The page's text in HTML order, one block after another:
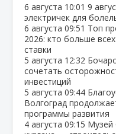
6 августа 10:01 9
электричек для
6 августа 09:51 Топ
2026: кто больше
ставки
5 августа 12:32
сочетать
инвестиций
5 августа 09:44
Волгоград
программы развития
4 августа 09:15